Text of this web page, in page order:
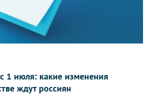
1 июля: какие изменения
ждут россиян